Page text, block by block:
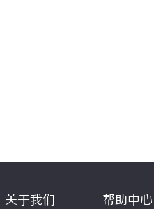
关于我们 帮助中心